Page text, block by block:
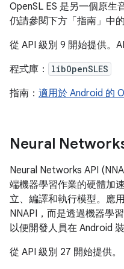
OpenSL ES 是另一個原生
仍請參閱下方「指南」中的
從 API 級別 9 開始提供。
程式庫：
libOpenSLES
指南： 適用於 Android 的
Neural
Neural Networks API
端機器學習作業的硬體加
立、編譯和執行模型。應
NNAPI，而是透過機器學
以便開發人員在 Android
從 API 級別 27 開始提供。